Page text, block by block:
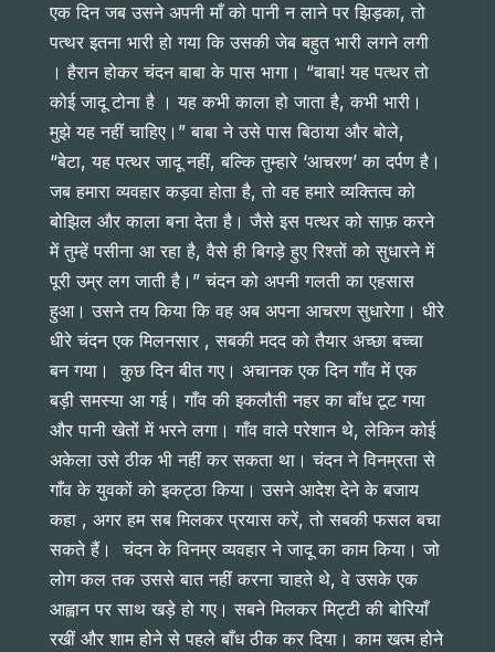
एक दिन जब उसने अपनी माँ को पानी न लाने पर झिड़का, तो
पत्थर इतना भारी हो गया कि उसकी जेब बहुत भारी लगने लगी
। हैरान होकर चंदन बाबा के पास भागा। “बाबा! यह पत्थर तो
कोई जादू टोना है । यह कभी काला हो जाता है, कभी भारी।
मुझे यह नहीं चाहिए।” बाबा ने उसे पास बिठाया और बोले,
“बेटा, यह पत्थर जादू नहीं, बल्कि तुम्हारे ‘आचरण’ का दर्पण है।
जब हमारा व्यवहार कड़वा होता है, तो वह हमारे व्यक्तित्व को
बोझिल और काला बना देता है। जैसे इस पत्थर को साफ़ करने
में तुम्हें पसीना आ रहा है, वैसे ही बिगड़े हुए रिश्तों को सुधारने में
पूरी उम्र लग जाती है।” चंदन को अपनी गलती का एहसास
हुआ। उसने तय किया कि वह अब अपना आचरण सुधारेगा। धीरे
धीरे चंदन एक मिलनसार , सबकी मदद को तैयार अच्छा बच्चा
बन गया। कुछ दिन बीत गए। अचानक एक दिन गाँव में एक
बड़ी समस्या आ गई। गाँव की इकलौती नहर का बाँध टूट गया
और पानी खेतों में भरने लगा। गाँव वाले परेशान थे, लेकिन कोई
अकेला उसे ठीक भी नहीं कर सकता था। चंदन ने विनम्रता से
गाँव के युवकों को इकट्ठा किया। उसने आदेश देने के बजाय
कहा , अगर हम सब मिलकर प्रयास करें, तो सबकी फसल बचा
सकते हैं। चंदन के विनम्र व्यवहार ने जादू का काम किया। जो
लोग कल तक उससे बात नहीं करना चाहते थे, वे उसके एक
आह्वान पर साथ खड़े हो गए। सबने मिलकर मिट्टी की बोरियाँ
रखीं और शाम होने से पहले बाँध ठीक कर दिया। काम खत्म होने